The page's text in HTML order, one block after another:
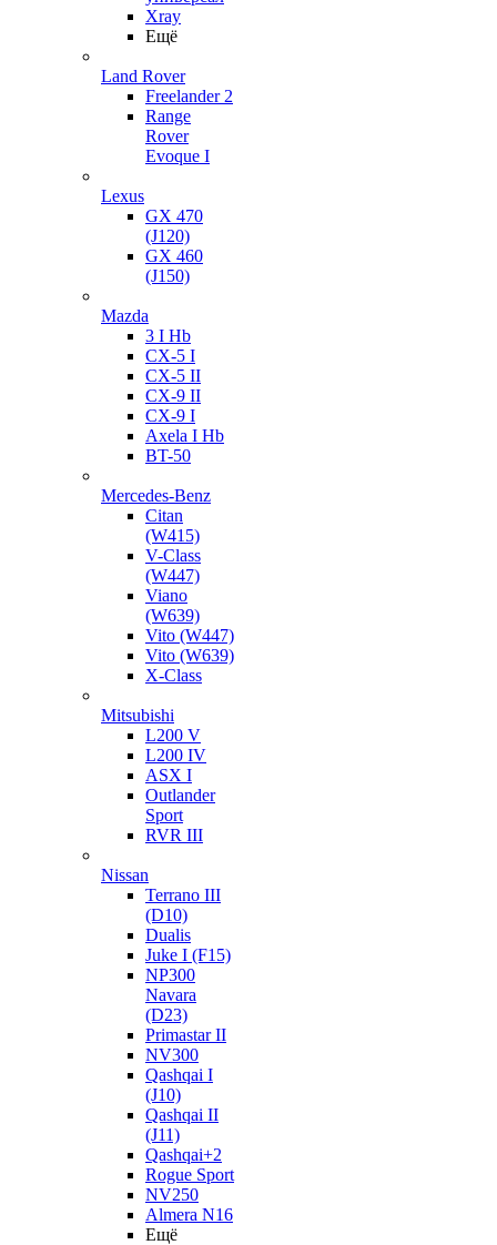
Xray
Ещё
Land Rover
Freelander 2
Range
Rover
Evoque I
Lexus
GX 470
(J120)
GX 460
(J150)
Mazda
3 I Hb
CX-5 I
CX-5 II
CX-9 II
CX-9 I
Axela I Hb
BT-50
Mercedes-Benz
Citan
(W415)
V-Class
(W447)
Viano
(W639)
Vito (W447)
Vito (W639)
X-Class
Mitsubishi
L200 V
L200 IV
ASX I
Outlander
Sport
RVR III
Nissan
Terrano III
(D10)
Dualis
Juke I (F15)
NP300
Navara
(D23)
Primastar II
NV300
Qashqai I
(J10)
Qashqai II
(J11)
Qashqai+2
Rogue Sport
NV250
Almera N16
Ещё